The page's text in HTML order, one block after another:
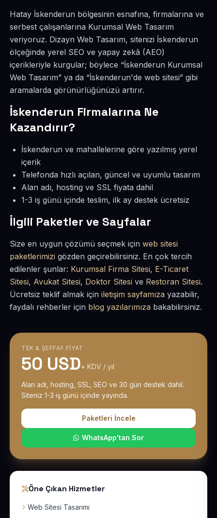
Hatay İskenderun bölgesinin esnafına, firmalarına ve
serbest çalışanlarına Kurumsal Web Tasarım
veriyoruz. Dizayn Web Tasarım, sitenizi İskenderun
ölçeğinde yerel SEO ve yapay zekâ (AEO)
içerikleriyle kurgular; böylece “İskenderun Kurumsal
Web Tasarım” ya da “İskenderun'de web sitesi” gibi
aramalarda görünürlüğünüzü artırır.
İskenderun Firmalarına Ne
Kazandırır?
İskenderun ve mahallelerine göre yazılmış yerel
içerik
Telefonda hızlı açılan, güncel ve uyumlu tasarım
Alan adı, hosting ve SSL fiyata dahil
1-3 iş günü içinde teslim, ilk ay destek ücretsiz
İlgili Paketler ve Sayfalar
Size en uygun çözümü seçmek için web sitesi
paketlerimizi gözden geçirebilirsiniz. En çok tercih
edilenler şunlar: Kurumsal Firma Sitesi, E-Ticaret
Sitesi, Avukat Sitesi, Doktor Sitesi ve Restoran Sitesi.
Ücretsiz teklif almak için iletişim sayfamıza yazabilir,
faydalı rehberler için blog yazılarımıza bakabilirsiniz.
TEK & ŞEFFAF FIYAT
50 USD+ KDV / yıl
Alan adı, hosting, SSL, SEO ve 30 gün destek dahil.
Siteniz 1-3 iş günü içinde yayında.
Paketleri İncele
WhatsApp'tan Sor
Öne Çıkan Hizmetler
Web Sitesi Tasarımı